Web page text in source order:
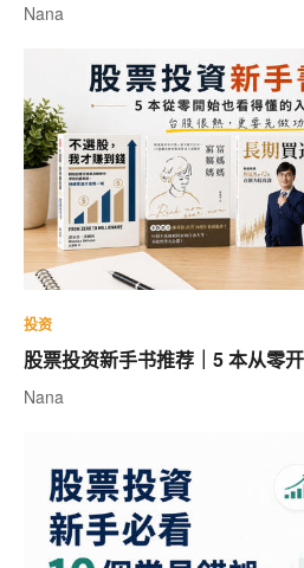
Nana
投资
股票投资新手书推荐｜5 本从零
Nana